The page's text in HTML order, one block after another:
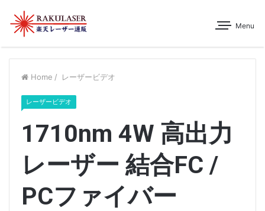
Menu
Home / レーザービデオ
レーザービデオ
1710nm 4W 高出力
レーザー 結合FC /
PCファイバー